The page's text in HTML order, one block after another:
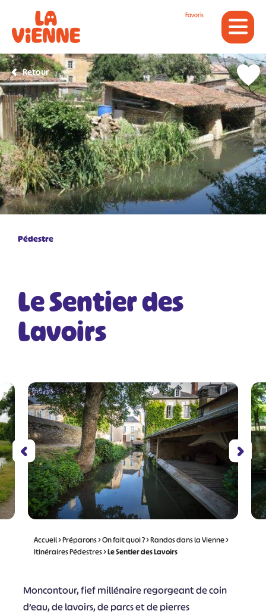
Favoris
Pédestre
Le Sentier des
Lavoirs
Retour
Accueil>Préparons>On fait quoi ?>Randos dans la Vienne>
Itinéraires Pédestres>Le Sentier des Lavoirs
Moncontour, fief millénaire regorgeant de coin
d’eau, de lavoirs, de parcs et de pierres